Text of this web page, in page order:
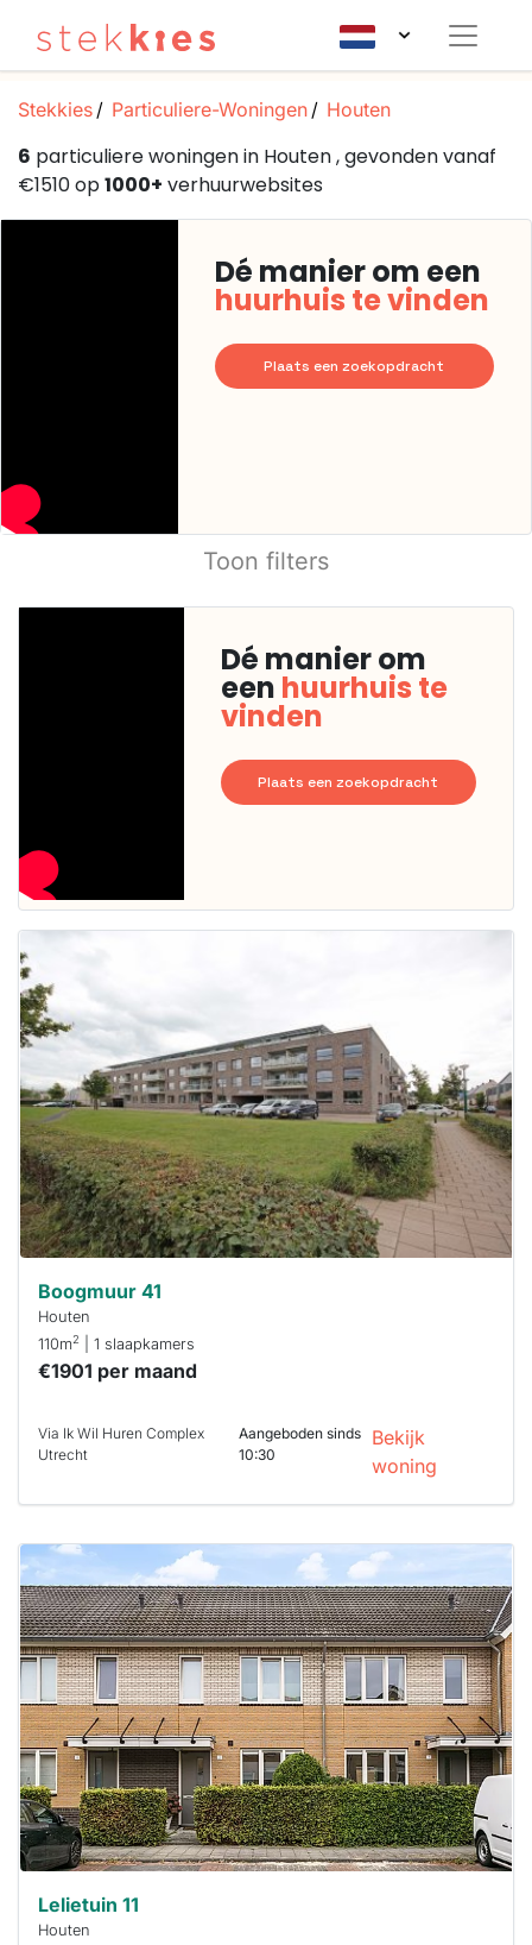
Stekkies Particuliere-Woningen Houten
6 particuliere woningen in Houten , gevonden vanaf
€1510 op1000+ verhuurwebsites
Dé manier om een
huurhuis te vinden
Plaats een zoekopdracht
Toon filters
Dé manier om
een huurhuis te
vinden
Plaats een zoekopdracht
waarschijnlijk
al verhuurd
Om kans te
maken moet je
binnen 15
minuten
reageren.
Stekkies helpt
je hierbij!
Boogmuur 41
Houten
110m2 | 1 slaapkamers
€1901 per maand
Via Ik Wil Huren Complex
Utrecht
Aangeboden sinds
10:30
Bekijk
woning
Deze woning
is
waarschijnlijk
al verhuurd
Om kans te
maken moet je
binnen 15
minuten
reageren.
Stekkies helpt
je hierbij!
Lelietuin 11
Houten